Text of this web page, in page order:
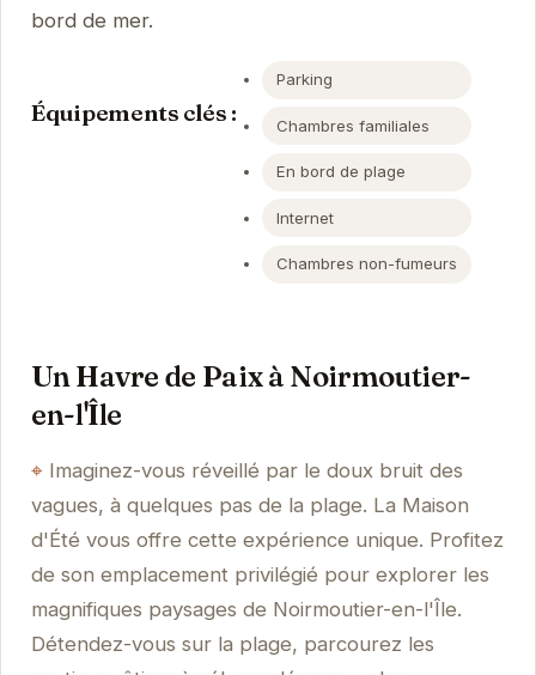
bord de mer.
Équipements clés :
Parking
Chambres familiales
En bord de plage
Internet
Chambres non-fumeurs
Un Havre de Paix à Noirmoutier-
en-l'Île
Imaginez-vous réveillé par le doux bruit des
vagues, à quelques pas de la plage. La Maison
d'Été vous offre cette expérience unique. Profitez
de son emplacement privilégié pour explorer les
magnifiques paysages de Noirmoutier-en-l'Île.
Détendez-vous sur la plage, parcourez les